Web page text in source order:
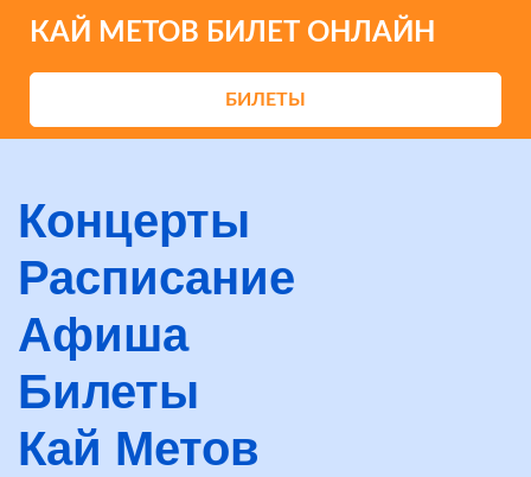
КАЙ МЕТОВ БИЛЕТ ОНЛАЙН
БИЛЕТЫ
Концерты
Расписание
Афиша
Билеты
Кай Метов